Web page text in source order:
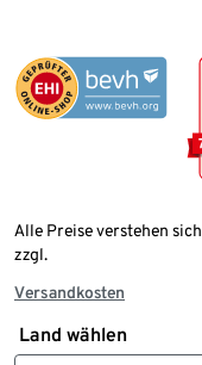
Alle Preise verstehen
zzgl.
Versandkosten
Land wählen